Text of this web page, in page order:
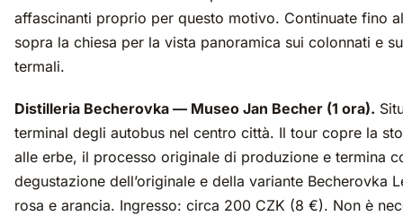
affascinanti proprio per questo motivo. Continuate fino
sopra la chiesa per la vista panoramica sui colonnati e
termali.
Distilleria Becherovka — Museo Jan Becher (1 ora).
terminal degli autobus nel centro città. Il tour copre la
alle erbe, il processo originale di produzione e termina
degustazione dell’originale e della variante Becherovka
rosa e arancia. Ingresso: circa 200 CZK (8 €). Non è